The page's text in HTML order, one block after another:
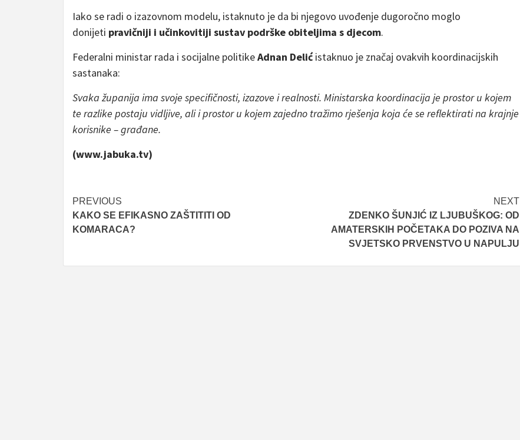
Iako se radi o izazovnom modelu, istaknuto je da bi njegovo uvođenje dugoročno moglo
donijeti pravičniji i učinkovitiji sustav podrške obiteljima s djecom.
Federalni ministar rada i socijalne politikeAdnan Delićistaknuo je značaj ovakvih koordinacijskih
sastanaka:
Svaka županija ima svoje specifičnosti, izazove i realnosti. Ministarska koordinacija je prostor u kojem
te razlike postaju vidljive, ali i prostor u kojem zajedno tražimo rješenja koja će se reflektirati na krajnje
korisnike – građane.
(www.jabuka.tv)
Post
navigation
PREVIOUS
KAKO SE EFIKASNO ZAŠTITITI OD
KOMARACA?
NEXT
ZDENKO ŠUNJIĆ IZ LJUBUŠKOG: OD
AMATERSKIH POČETAKA DO POZIVA NA
SVJETSKO PRVENSTVO U NAPULJU